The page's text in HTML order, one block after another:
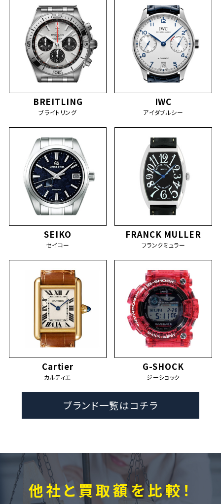
BREITLING
ブライトリング
IWC
アイダブルシー
SEIKO
セイコー
FRANCK MULLER
フランクミュラー
Cartier
カルティエ
G-SHOCK
ジーショック
ブランド一覧はコチラ
他社と買取額を比較！